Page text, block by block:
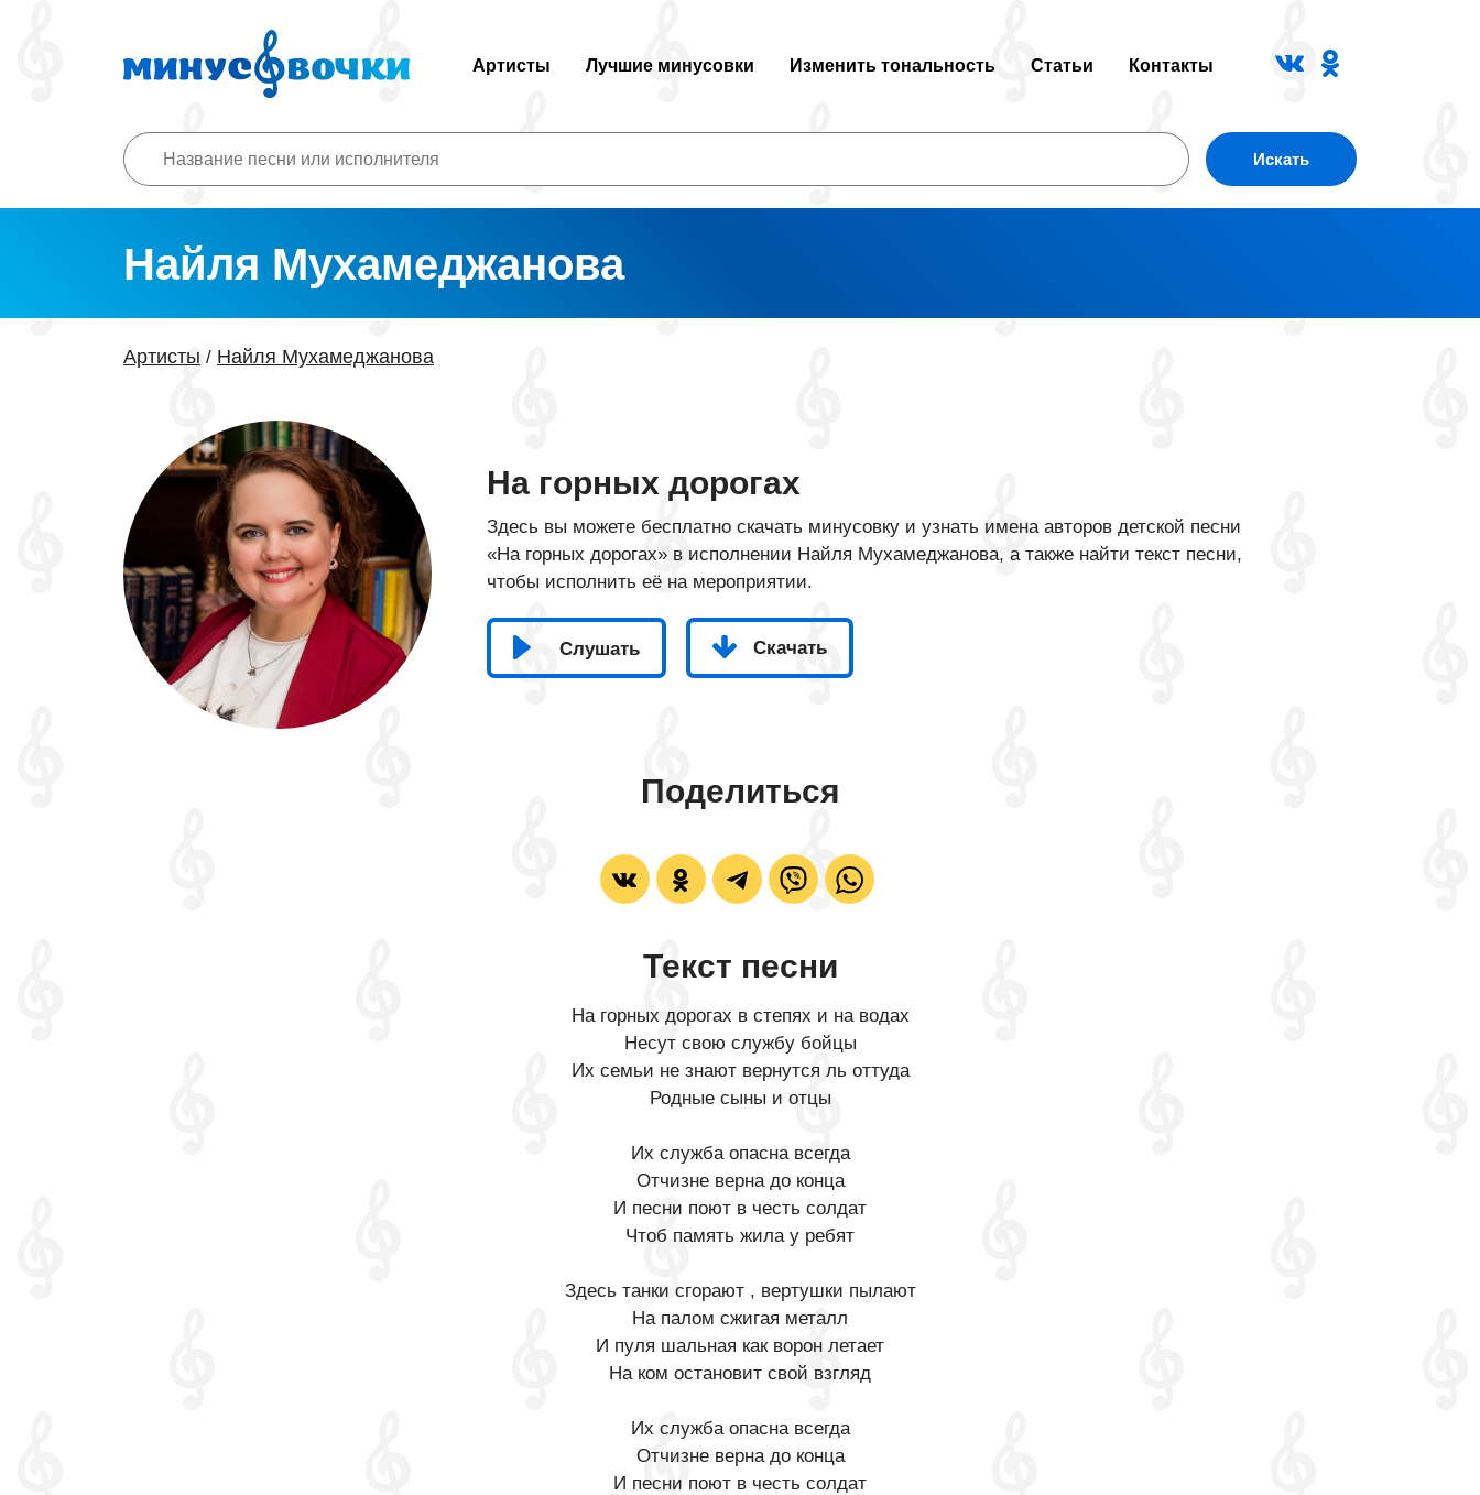
Артисты Лучшие минусовки Изменить тональность Статьи Контакты
Искать
Найля Мухамеджанова
Артисты / Найля Мухамеджанова
На горных дорогах
Здесь вы можете бесплатно скачать минусовку и узнать имена авторов детской песни
«На горных дорогах» в исполнении Найля Мухамеджанова, а также найти текст песни,
чтобы исполнить её на мероприятии.
Слушать Скачать
Поделиться
Текст песни
На горных дорогах в степях и на водах
Несут свою службу бойцы
Их семьи не знают вернутся ль оттуда
Родные сыны и отцы
Их служба опасна всегда
Отчизне верна до конца
И песни поют в честь солдат
Чтоб память жила у ребят
Здесь танки сгорают , вертушки пылают
На палом сжигая металл
И пуля шальная как ворон летает
На ком остановит свой взгляд
Их служба опасна всегда
Отчизне верна до конца
И песни поют в честь солдат